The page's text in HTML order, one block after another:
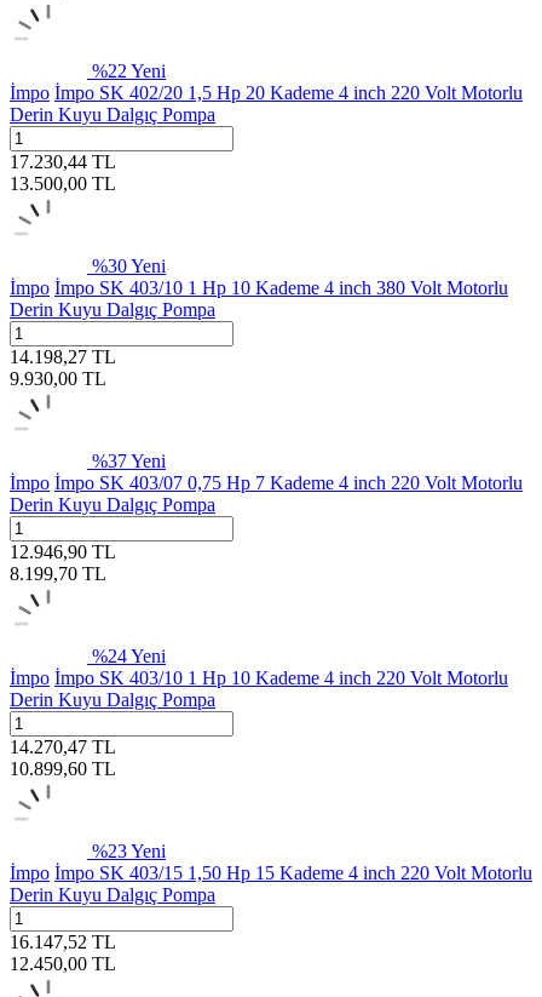
%22 Yeni
İmpo İmpo SK 402/20 1,5 Hp 20 Kademe 4 inch 220 Volt Motorlu
Derin Kuyu Dalgıç Pompa
17.230,44 TL
13.500,00 TL
%30Yeni
İmpo İmpo SK 403/10 1 Hp 10 Kademe 4 inch 380 Volt Motorlu
Derin Kuyu Dalgıç Pompa
14.198,27 TL
9.930,00 TL
%37Yeni
İmpo İmpo SK 403/07 0,75 Hp 7 Kademe 4 inch 220 Volt Motorlu
Derin Kuyu Dalgıç Pompa
12.946,90 TL
8.199,70 TL
%24Yeni
İmpo İmpo SK 403/10 1 Hp 10 Kademe 4 inch 220 Volt Motorlu
Derin Kuyu Dalgıç Pompa
14.270,47 TL
10.899,60 TL
%23Yeni
İmpo İmpo SK 403/15 1,50 Hp 15 Kademe 4 inch 220 Volt Motorlu
Derin Kuyu Dalgıç Pompa
16.147,52 TL
12.450,00 TL